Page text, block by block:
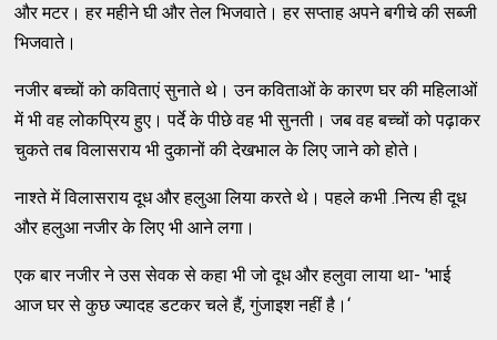
और मटर। हर महीने घी और तेल भिजवाते। हर सप्ताह अपने बगीचे की सब्जी
भिजवाते।
नजीर बच्चों को कविताएं सुनाते थे। उन कविताओं के कारण घर की महिलाओं
में भी वह लोकप्रिय हुए। पर्दे के पीछे वह भी सुनती। जब वह बच्चों को पढ़ाकर
चुकते तब विलासराय भी दुकानों की देखभाल के लिए जाने को होते।
नाश्ते में विलासराय दूध और हलुआ लिया करते थे। पहले कभी .नित्य ही दूध
और हलुआ नजीर के लिए भी आने लगा।
एक बार नजीर ने उस सेवक से कहा भी जो दूध और हलुवा लाया था- 'भाई
आज घर से कुछ ज्यादह डटकर चले हैं, गुंजाइश नहीं है।‘